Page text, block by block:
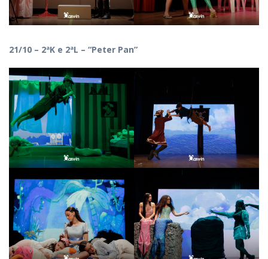
21/10 – 2ªK e 2ªL – “Peter Pan”